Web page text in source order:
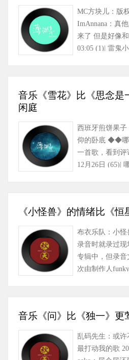
MC方块儿：版
ImAnnana：真
来了 但是好像
03:05 (1)| 雷鬼
音乐《雪花》比《思念是
闲庭
西班牙煎饼果
仰的卧底 ◆◆哪
一首歌，看到评
12月26日 (65)|
《小怪兽》的情绪比《
布衣乐队：小怪
录音时就录过
专辑中，但录
次由制作人
音乐《问》比《独一》更
乱码先生：或
最打动我的歌